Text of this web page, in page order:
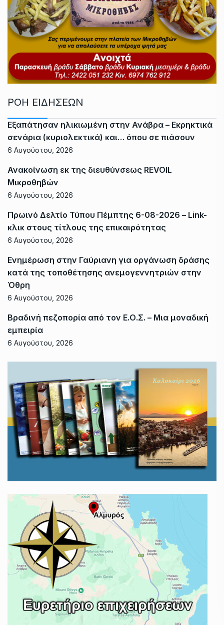
ΡΟΗ ΕΙΔΗΣΕΩΝ
Εξαπάτησαν ηλικιωμένη στην Ανάβρα – Εκρηκτικά
σενάρια (κυριολεκτικά) και… όπου σε πιάσουν
6 Αυγούστου, 2026
Ανακοίνωση εκ της διευθύνσεως REVOIL
Μικροθηβών
6 Αυγούστου, 2026
Πρωινό Δελτίο Τύπου Πέμπτης 6-08-2026 – Link-
κλικ στους τίτλους της επικαιρότητας
6 Αυγούστου, 2026
Ενημέρωση στην Γαύριανη για οργάνωση δράσης
κατά της τοποθέτησης ανεμογεννητριών στην
Όθρη
6 Αυγούστου, 2026
Βραδινή πεζοπορία από τον Ε.Ο.Σ. – Μια μοναδική
εμπειρία
6 Αυγούστου, 2026